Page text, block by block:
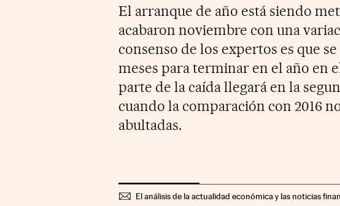
El arranque de año está siendo
acabaron noviembre con una
consenso de los expertos es que
meses para terminar en el año en
parte de la caída llegará en la
cuando la comparación con 2016
abultadas.
El análisis de la actualidad económica y las noticias